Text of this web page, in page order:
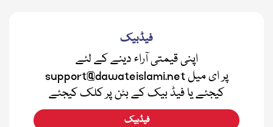
فیڈبیک
اپنی قیمتی آراء دینے کے لئے
support@dawateislami.net پر ای میل
کیجئے یا فیڈ بیک کے بٹن پر کلک کیجئے
فیڈبیک